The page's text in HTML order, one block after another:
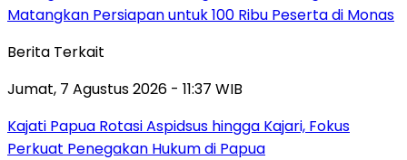
Matangkan Persiapan untuk 100 Ribu Peserta di Monas
Berita Terkait
Jumat, 7 Agustus 2026 - 11:37 WIB
Kajati Papua Rotasi Aspidsus hingga Kajari, Fokus
Perkuat Penegakan Hukum di Papua